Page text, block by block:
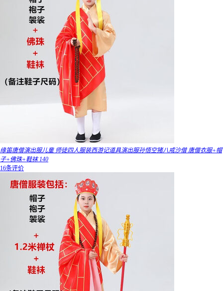
缘笛唐僧演出服儿童 师徒四人服装西游记道具演出服孙悟空猪八戒沙僧 唐僧衣服+帽
子+佛珠+鞋袜 140
16条评价